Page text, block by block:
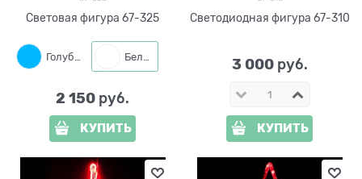
Световая фигура 67-325
2 150 руб.
КУПИТЬ
Светодиодная фигура 67-310
3 000 руб.
КУПИТЬ